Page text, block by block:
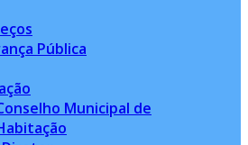
Pública
Municipal de